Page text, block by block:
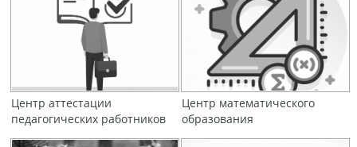
Центр аттестации
педагогических работников
Центр математического
образования